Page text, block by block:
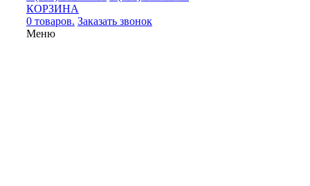
КОРЗИНА
0 товаров. Заказать звонок
Меню